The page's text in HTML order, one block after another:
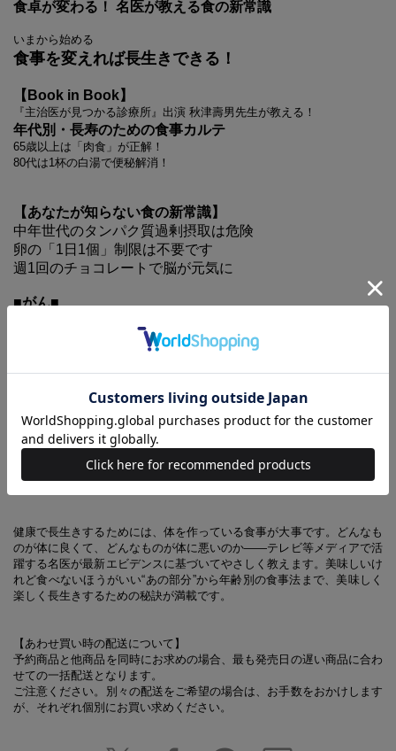
食卓が変わる！ 名医が教える食の新常識
いまから始める
食事を変えれば長生きできる！
【Book in Book】
『主治医が見つかる診療所』出演 秋津壽男先生が教える！
年代別・長寿のための食事カルテ
65歳以上は「肉食」が正解！
80代は1杯の白湯で便秘解消！
【あなたが知らない食の新常識】
中年世代のタンパク質過剰摂取は危険
卵の「1日1個」制限は不要です
週1回のチョコレートで脳が元気に
■がん■
× 毎日のベーコン2枚喫煙者並みのリスク！
■心臓病■
○ 青魚とクルミで血管は若返る！
× トランス脂肪酸で動脈硬化が進む
■糖尿病■
○ コーヒーは1日5杯までOK！
× フルーツジュースは果汁100％でも無意味
健康で長生きするためには、体を作っている食事が大事です。どんなも
のが体に良くて、どんなものが体に悪いのか――テレビ等メディアで活
躍する名医が最新エビデンスに基づいてやさしく教えます。美味しいけ
れど食べないほうがいい“あの部分”から年齢別の食事法まで、美味しく
楽しく長生きするための秘訣が満載です。
【あわせ買い時の配送について】
予約商品と他商品を同時にお求めの場合、最も発売日の遅い商品に合わ
せての一括配送となります。
ご注意ください。別々の配送をご希望の場合は、お手数をおかけします
が、それぞれ個別にお買い求めください。